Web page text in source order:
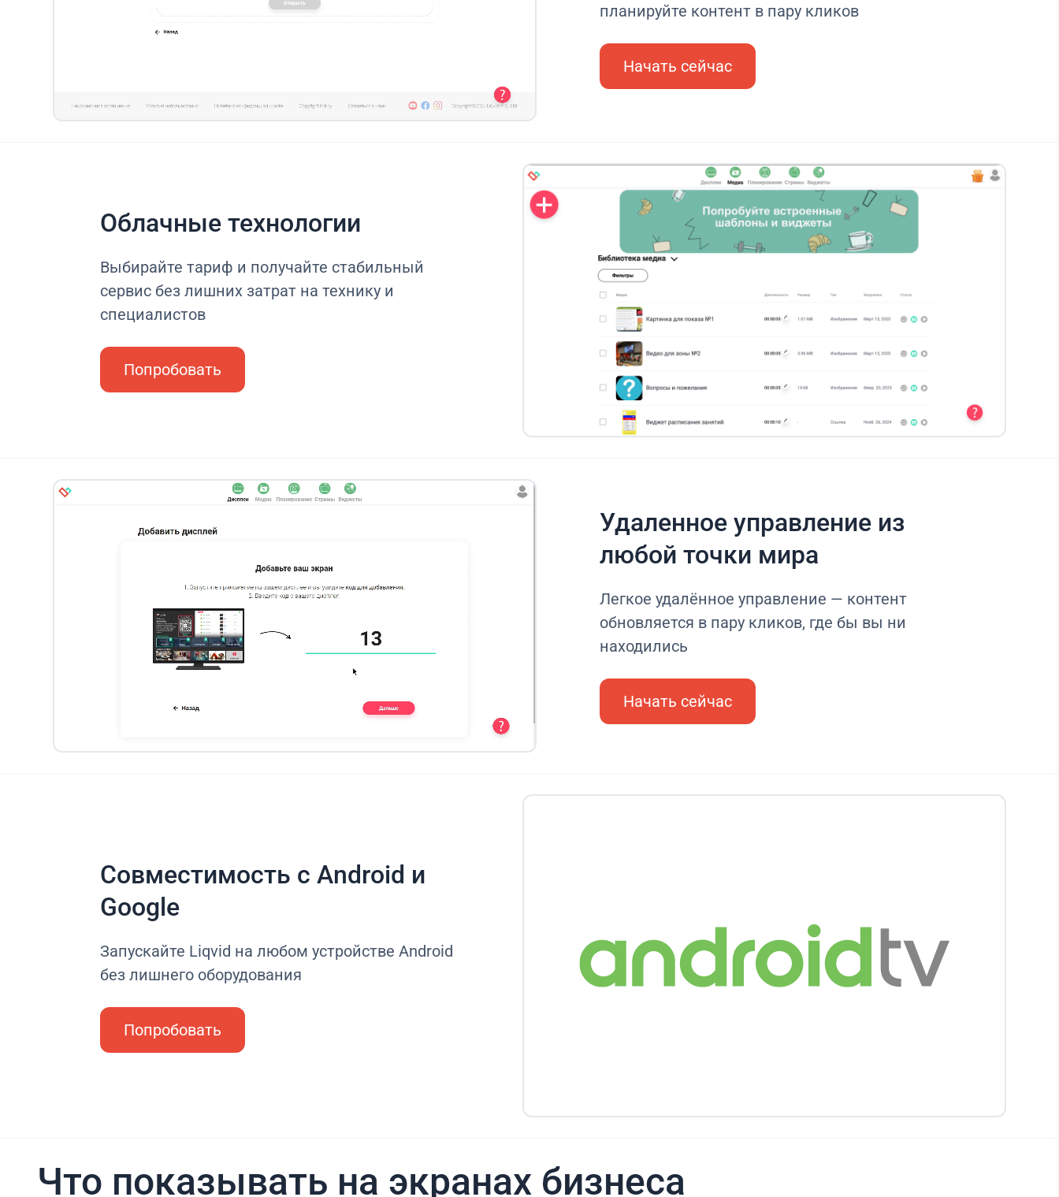
планируйте контент в пару кликов
Начать сейчас
Облачные технологии
Выбирайте тариф и получайте стабильный
сервис без лишних затрат на технику и
специалистов
Попробовать
Удаленное управление из
любой точки мира
Легкое удалённое управление — контент
обновляется в пару кликов, где бы вы ни
находились
Начать сейчас
Совместимость с Android и
Google
Запускайте Liqvid на любом устройстве Android
без лишнего оборудования
Попробовать
Что показывать на экранах бизнеса